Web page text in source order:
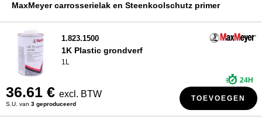
Spies Hecker grondverf
Standox grondverf
MaxMeyer carrosserielak en Steenkoolschutz primer
1.823.1500
1K Plastic grondverf
1L
36.61 € excl. BTW
S.U. van 3 geproduceerd
24H
TOEVOEGEN